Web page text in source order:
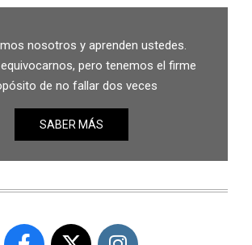
nosotros y aprenden ustedes.
pero tenemos el firme
de no fallar dos veces
SABER MÁS